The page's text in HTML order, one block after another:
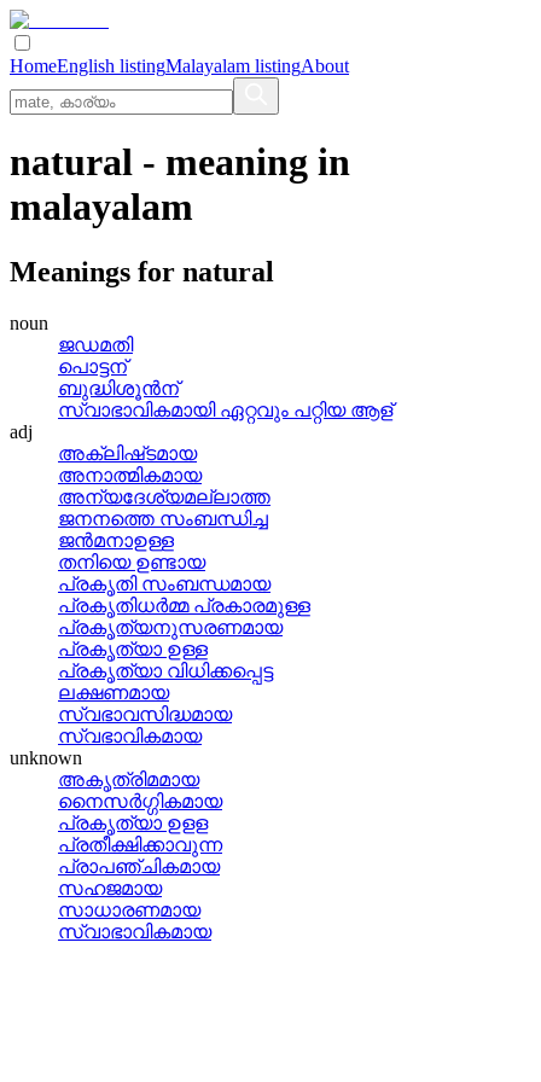
HomeEnglish listingMalayalam listingAbout
natural - meaning in
malayalam
Meanings for natural
noun
ജഡമതി
പൊട്ടന്
ബുദ്ധിശൂന്‍ന്
സ്വാഭാവികമായി ഏറ്റവും പറ്റിയ ആള്
adj
അക്ലിഷ്‌ടമായ
അനാത്മികമായ
അന്യദേശ്യമല്ലാത്ത
ജനനത്തെ സംബന്ധിച്ച
ജന്‍മനാഉള്ള
തനിയെ ഉണ്ടായ
പ്രകൃതി സംബന്ധമായ
പ്രകൃതിധര്‍മ്മ പ്രകാരമുള്ള
പ്രകൃത്യനുസരണമായ
പ്രകൃത്യാ ഉള്ള
പ്രകൃത്യാ വിധിക്കപ്പെട്ട
ലക്ഷണമായ
സ്വഭാവസിദ്ധമായ
സ്വഭാവികമായ
unknown
അകൃത്രിമമായ
നൈസര്‍ഗ്ഗികമായ
പ്രകൃത്യാ ഉളള
പ്രതീക്ഷിക്കാവുന്ന
പ്രാപഞ്ചികമായ
സഹജമായ
സാധാരണമായ
സ്വാഭാവികമായ